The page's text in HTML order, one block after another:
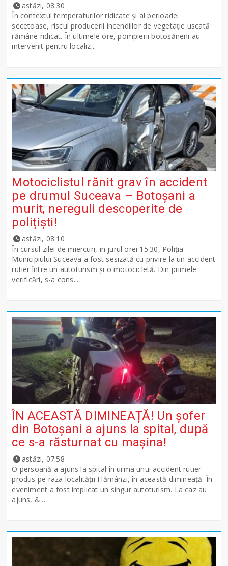
astăzi, 08:30
În contextul temperaturilor ridicate și al perioadei
secetoase, riscul producerii incendiilor de vegetație uscată
rămâne ridicat. În ultimele ore, pompierii botoșăneni au
intervenit pentru localiz...
Motociclistul rănit grav în accident
pe drumul Suceava – Botoșani a
murit, nereguli descoperite de
polițiști!
astăzi, 08:10
În cursul zilei de miercuri, in jurul orei 15:30, Poliția
Municipiului Suceava a fost sesizată cu privire la un accident
rutier între un autoturism și o motocicletă. Din primele
verificări, s-a cons...
ÎN ACEASTĂ DIMINEAȚĂ! Un șofer
din Botoșani a ajuns la spital, după
ce s-a răsturnat cu mașina!
astăzi, 07:58
O persoană a ajuns la spital în urma unui accident rutier
produs pe raza localității Flămânzi, în această dimineață. În
eveniment a fost implicat un singur autoturism. La caz au
ajuns, &...